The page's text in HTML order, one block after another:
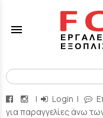
menu
| Login |
για παραγγελίες άνω